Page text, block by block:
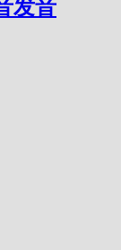
发音